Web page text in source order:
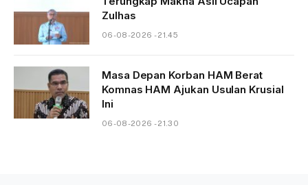
Zulhas
06-08-2026 - 21.45
Masa Depan Korban HAM Berat
Komnas HAM Ajukan Usulan Krusial
Ini
06-08-2026 - 21.30